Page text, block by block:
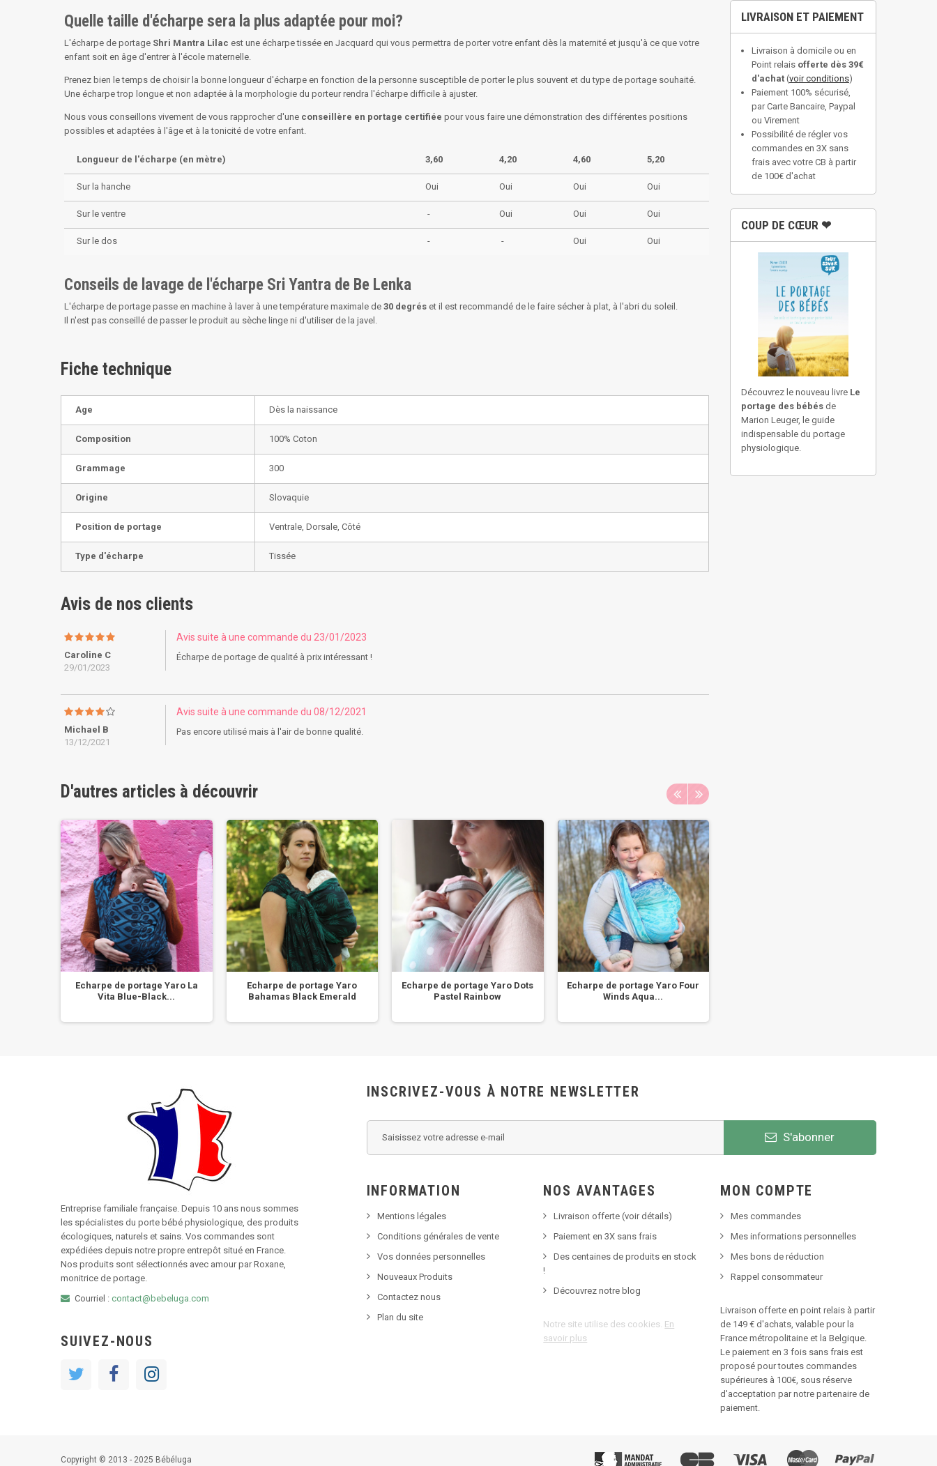
Quelle taille d'écharpe sera la plus adaptée pour moi?
L'écharpe de portage Shri Mantra Lilac est une écharpe tissée en Jacquard qui vous permettra de porter votre enfant dès la maternité et jusqu'à ce que votre
enfant soit en âge d'entrer à l'école maternelle.
Prenez bien le temps de choisir la bonne longueur d'écharpe en fonction de la personne susceptible de porter le plus souvent et du type de portage souhaité.
Une écharpe trop longue et non adaptée à la morphologie du porteur rendra l'écharpe difficile à ajuster.
Nous vous conseillons vivement de vous rapprocher d'une conseillère en portage certifiée pour vous faire une démonstration des différentes positions
possibles et adaptées à l'âge et à la tonicité de votre enfant.
Longueur de l'écharpe (en mètre) 3,60 4,20 4,60 5,20
Sur la hanche Oui Oui Oui Oui
Sur le ventre - Oui Oui Oui
Sur le dos - - Oui Oui
Conseils de lavage de l'écharpe Sri Yantra de Be Lenka
L'écharpe de portage passe en machine à laver à une température maximale de 30 degrés et il est recommandé de le faire sécher à plat, à l'abri du soleil.
Il n'est pas conseillé de passer le produit au sèche linge ni d'utiliser de la javel.
Fiche technique
Age Dès la naissance
Composition 100% Coton
Grammage 300
Origine Slovaquie
Position de portage Ventrale, Dorsale, Côté
Type d'écharpe Tissée
Avis de nos clients
Caroline C
29/01/2023
Avis suite à une commande du 23/01/2023
Écharpe de portage de qualité à prix intéressant !
Michael B
13/12/2021
Avis suite à une commande du 08/12/2021
Pas encore utilisé mais à l'air de bonne qualité.
D'autres articles à découvrir
Echarpe de portage Yaro La
Vita Blue-Black...
Echarpe de portage Yaro
Bahamas Black Emerald
Echarpe de portage Yaro Dots
Pastel Rainbow
Echarpe de portage Yaro Four
Winds Aqua...
LIVRAISON ET PAIEMENT
Livraison à domicile ou en
Point relais offerte dès 39€
d'achat (voir conditions)
Paiement 100% sécurisé,
par Carte Bancaire, Paypal
ou Virement
Possibilité de régler vos
commandes en 3X sans
frais avec votre CB à partir
de 100€ d'achat
COUP DE CŒUR ❤
Découvrez le nouveau livre Le
portage des bébés de
Marion Leuger, le guide
indispensable du portage
physiologique.
Entreprise familiale française. Depuis 10 ans nous sommes
les spécialistes du porte bébé physiologique, des produits
écologiques, naturels et sains. Vos commandes sont
expédiées depuis notre propre entrepôt situé en France.
Nos produits sont sélectionnés avec amour par Roxane,
monitrice de portage.
Courriel : contact@bebeluga.com
SUIVEZ-NOUS
INSCRIVEZ-VOUS À NOTRE NEWSLETTER
S'abonner
INFORMATION
Mentions légales
Conditions générales de vente
Vos données personnelles
Nouveaux Produits
Contactez nous
Plan du site
NOS AVANTAGES
Livraison offerte (voir détails)
Paiement en 3X sans frais
Des centaines de produits en stock
!
Découvrez notre blog
Notre site utilise des cookies. En
savoir plus
MON COMPTE
Mes commandes
Mes informations personnelles
Mes bons de réduction
Rappel consommateur
Livraison offerte en point relais à partir
de 149 € d'achats, valable pour la
France métropolitaine et la Belgique.
Le paiement en 3 fois sans frais est
proposé pour toutes commandes
supérieures à 100€, sous réserve
d'acceptation par notre partenaire de
paiement.
Copyright © 2013 - 2025 Bébéluga